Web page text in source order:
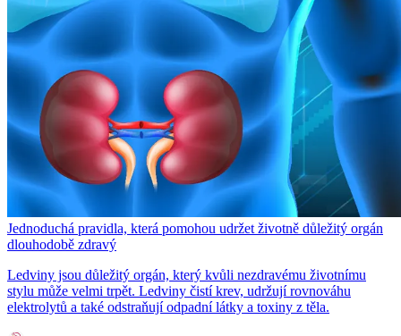
Jednoduchá pravidla, která pomohou udržet životně důležitý orgán
dlouhodobě zdravý
Ledviny jsou důležitý orgán, který kvůli nezdravému životnímu
stylu může velmi trpět. Ledviny čistí krev, udržují rovnováhu
elektrolytů a také odstraňují odpadní látky a toxiny z těla.